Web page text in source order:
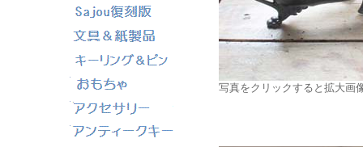
写真をクリックすると拡大画